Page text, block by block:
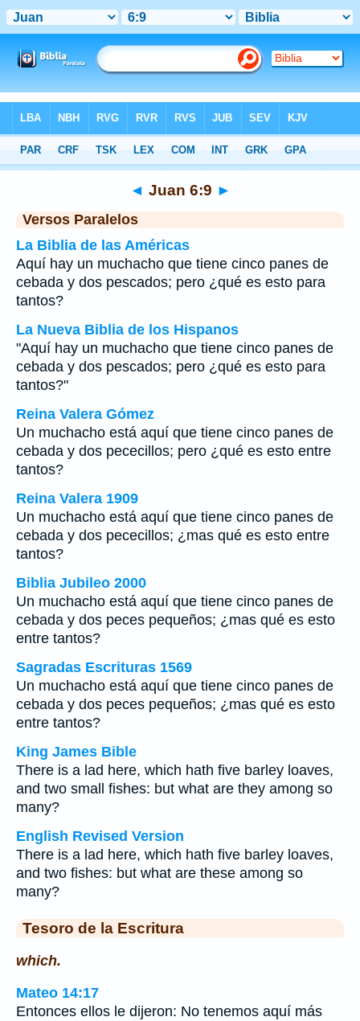
>Juan> Capítulo 6 > Verso 9
◄ Juan 6:9 ►
Versos Paralelos
La Biblia de las Américas
Aquí hay un muchacho que tiene cinco panes de
cebada y dos pescados; pero ¿qué es esto para
tantos?
La Nueva Biblia de los Hispanos
"Aquí hay un muchacho que tiene cinco panes de
cebada y dos pescados; pero ¿qué es esto para
tantos?"
Reina Valera Gómez
Un muchacho está aquí que tiene cinco panes de
cebada y dos pececillos; pero ¿qué es esto entre
tantos?
Reina Valera 1909
Un muchacho está aquí que tiene cinco panes de
cebada y dos pececillos; ¿mas qué es esto entre
tantos?
Biblia Jubileo 2000
Un muchacho está aquí que tiene cinco panes de
cebada y dos peces pequeños; ¿mas qué es esto
entre tantos?
Sagradas Escrituras 1569
Un muchacho está aquí que tiene cinco panes de
cebada y dos peces pequeños; ¿mas qué es esto
entre tantos?
King James Bible
There is a lad here, which hath five barley loaves,
and two small fishes: but what are they among so
many?
English Revised Version
There is a lad here, which hath five barley loaves,
and two fishes: but what are these among so
many?
Tesoro de la Escritura
which.
Mateo 14:17
Entonces ellos le dijeron: No tenemos aquí más